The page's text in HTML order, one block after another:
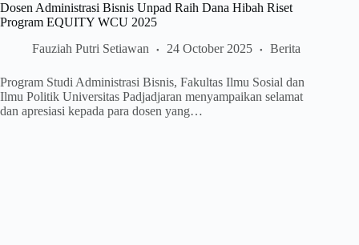
Dosen Administrasi Bisnis Unpad Raih Dana Hibah Riset
Program EQUITY WCU 2025
Fauziah Putri Setiawan
24 October 2025 Berita
Program Studi Administrasi Bisnis, Fakultas Ilmu Sosial dan
Ilmu Politik Universitas Padjadjaran menyampaikan selamat
dan apresiasi kepada para dosen yang…